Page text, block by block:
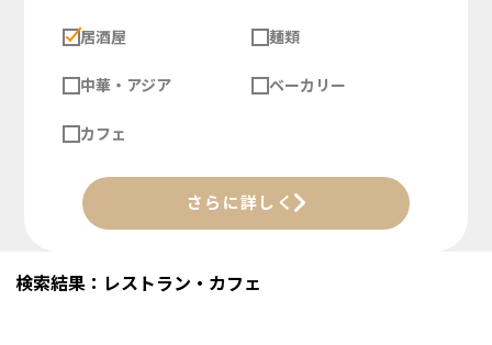
居酒屋 麺類
中華・アジア ベーカリー
カフェ
さらに詳しく
検索結果：レストラン・カフェ